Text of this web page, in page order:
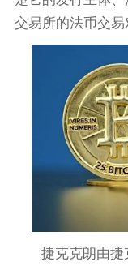
交易所的法币交易
捷克克朗由